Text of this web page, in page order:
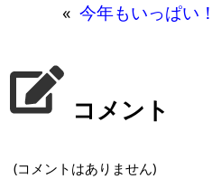
« 今年もいっぱい！
コメント
(コメントはありません)